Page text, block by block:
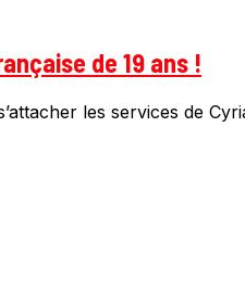
de 19 ans !
les services de